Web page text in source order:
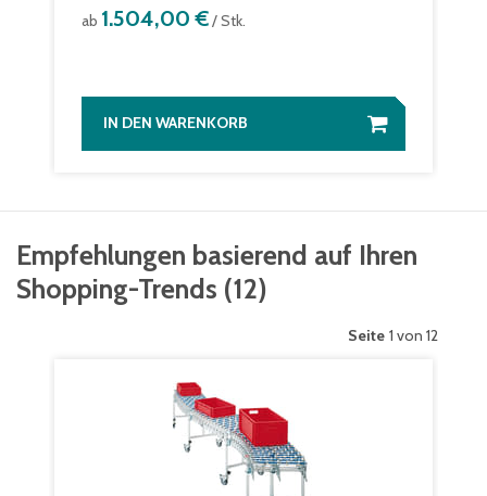
ab 1.504,00 €/ Stk.
IN DEN WARENKORB
Empfehlungen basierend auf Ihren
Shopping-Trends (12)
Seite 1 von 12